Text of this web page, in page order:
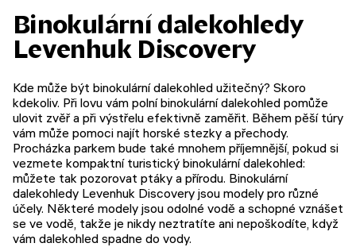
Binokulární dalekohledy
Levenhuk Discovery
Kde může být binokulární dalekohled užitečný? Skoro
kdekoliv. Při lovu vám polní binokulární dalekohled pomůže
ulovit zvěř a při výstřelu efektivně zaměřit. Během pěší túry
vám může pomoci najít horské stezky a přechody.
Procházka parkem bude také mnohem příjemnější, pokud si
vezmete kompaktní turistický binokulární dalekohled:
můžete tak pozorovat ptáky a přírodu. Binokulární
dalekohledy Levenhuk Discovery jsou modely pro různé
účely. Některé modely jsou odolné vodě a schopné vznášet
se ve vodě, takže je nikdy neztratíte ani nepoškodíte, když
vám dalekohled spadne do vody.